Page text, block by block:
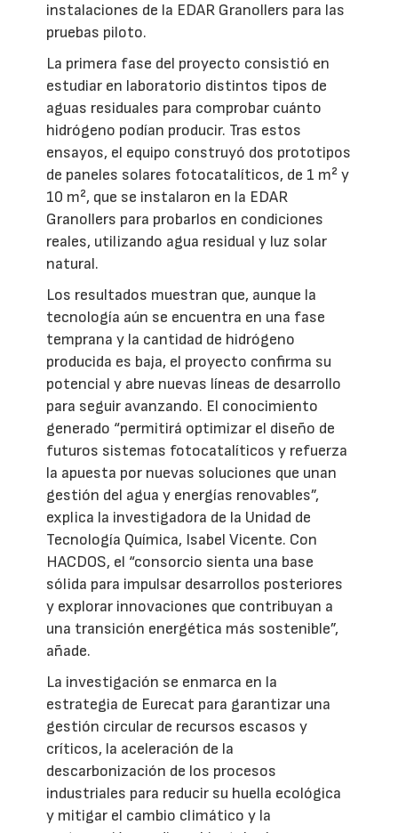
instalaciones de la EDAR Granollers para las
pruebas piloto.
La primera fase del proyecto consistió en
estudiar en laboratorio distintos tipos de
aguas residuales para comprobar cuánto
hidrógeno podían producir. Tras estos
ensayos, el equipo construyó dos prototipos
de paneles solares fotocatalíticos, de 1 m² y
10 m², que se instalaron en la EDAR
Granollers para probarlos en condiciones
reales, utilizando agua residual y luz solar
natural.
Los resultados muestran que, aunque la
tecnología aún se encuentra en una fase
temprana y la cantidad de hidrógeno
producida es baja, el proyecto confirma su
potencial y abre nuevas líneas de desarrollo
para seguir avanzando. El conocimiento
generado “permitirá optimizar el diseño de
futuros sistemas fotocatalíticos y refuerza
la apuesta por nuevas soluciones que unan
gestión del agua y energías renovables”,
explica la investigadora de la Unidad de
Tecnología Química, Isabel Vicente. Con
HACDOS, el “consorcio sienta una base
sólida para impulsar desarrollos posteriores
y explorar innovaciones que contribuyan a
una transición energética más sostenible”,
añade.
La investigación se enmarca en la
estrategia de Eurecat para garantizar una
gestión circular de recursos escasos y
críticos, la aceleración de la
descarbonización de los procesos
industriales para reducir su huella ecológica
y mitigar el cambio climático y la